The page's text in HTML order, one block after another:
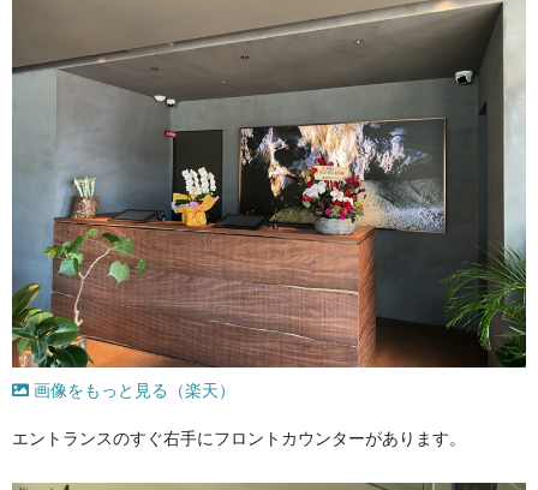
画像をもっと見る（楽天）
エントランスのすぐ右手にフロントカウンターがあります。